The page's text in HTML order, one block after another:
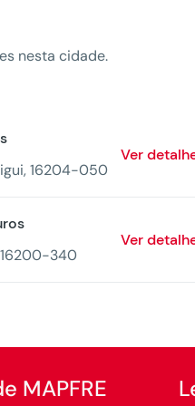
nesta cidade.
16204-050
Ver
16200-340
Ver
MAPFRE